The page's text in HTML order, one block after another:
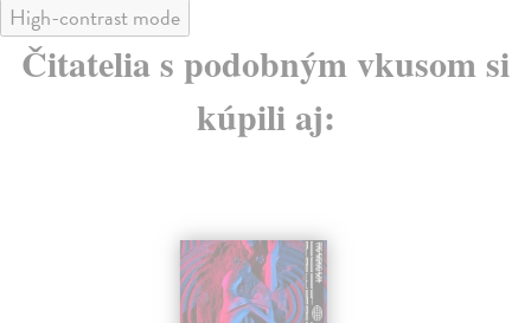
High-contrast mode
Čitatelia s podobným vkusom si
kúpili aj: